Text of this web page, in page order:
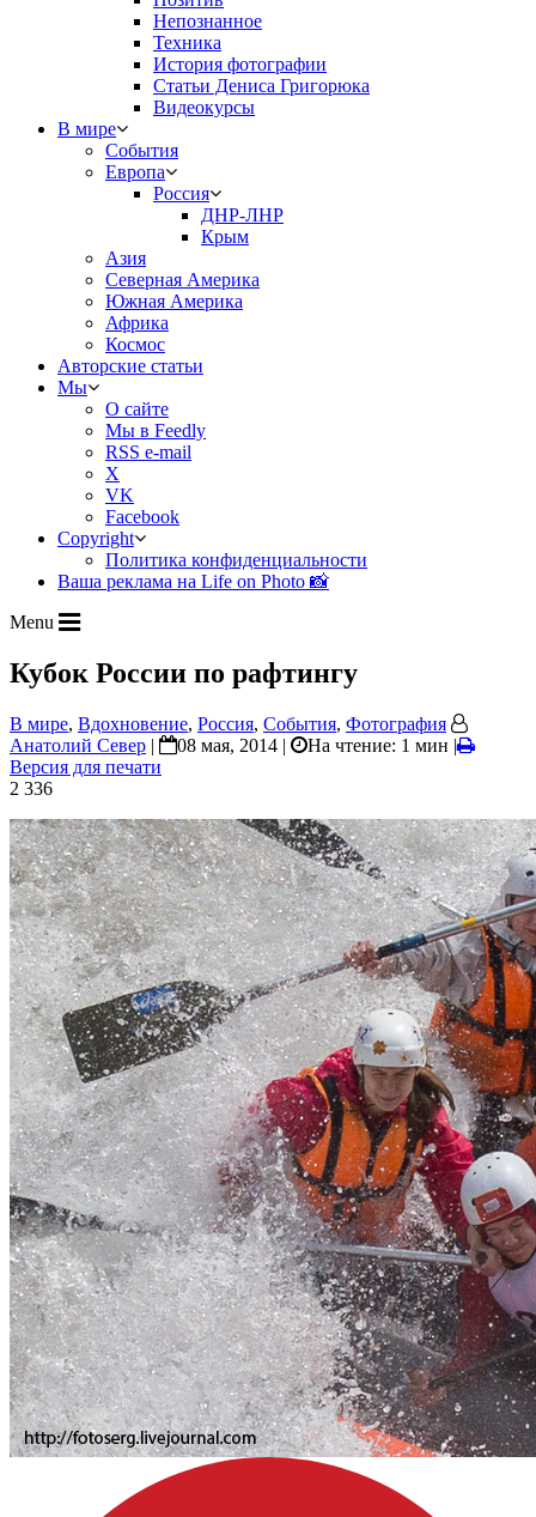
Непознанное
Техника
История фотографии
Статьи Дениса Григорюка
Видеокурсы
В мире
События
Европа
Россия
ДНР-ЛНР
Крым
Азия
Северная Америка
Южная Америка
Африка
Космос
Авторские статьи
Мы
О сайте
Мы в Feedly
RSS e-mail
X
VK
Facebook
Copyright
Политика конфиденциальности
Ваша реклама на Life on Photo 📸
Menu
Кубок России по рафтингу
В мире, Вдохновение, Россия, События, Фотография
Анатолий Север | 08 мая, 2014 | На чтение: 1 мин |
Версия для печати
2 336